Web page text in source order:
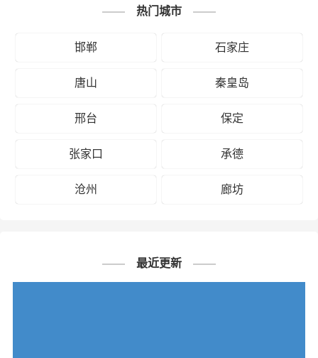
热门城市
邯郸 石家庄
唐山 秦皇岛
邢台 保定
张家口 承德
沧州 廊坊
最近更新